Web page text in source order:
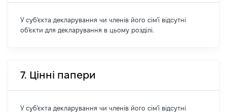
У суб'єкта декларування чи членів його сім'ї відсутні
об'єкти для декларування в цьому розділі.
7. Цінні папери
У суб'єкта декларування чи членів його сім'ї відсутні